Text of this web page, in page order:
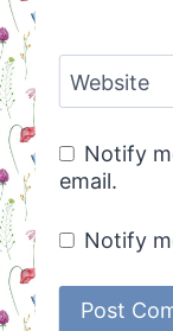
Website
Notify
email.
Notify